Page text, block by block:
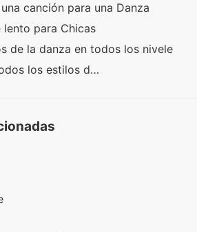
canción para una Danza
lento para Chicas
de la danza en todos los nivele
los estilos d…